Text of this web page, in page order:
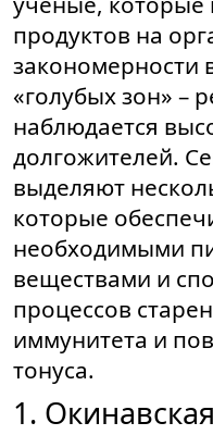
продуктов на
закономерности
«голубых зон» –
наблюдается
долгожителей.
выделяют
которые
необходимыми
веществами и
процессов
иммунитета и
тонуса.
1.